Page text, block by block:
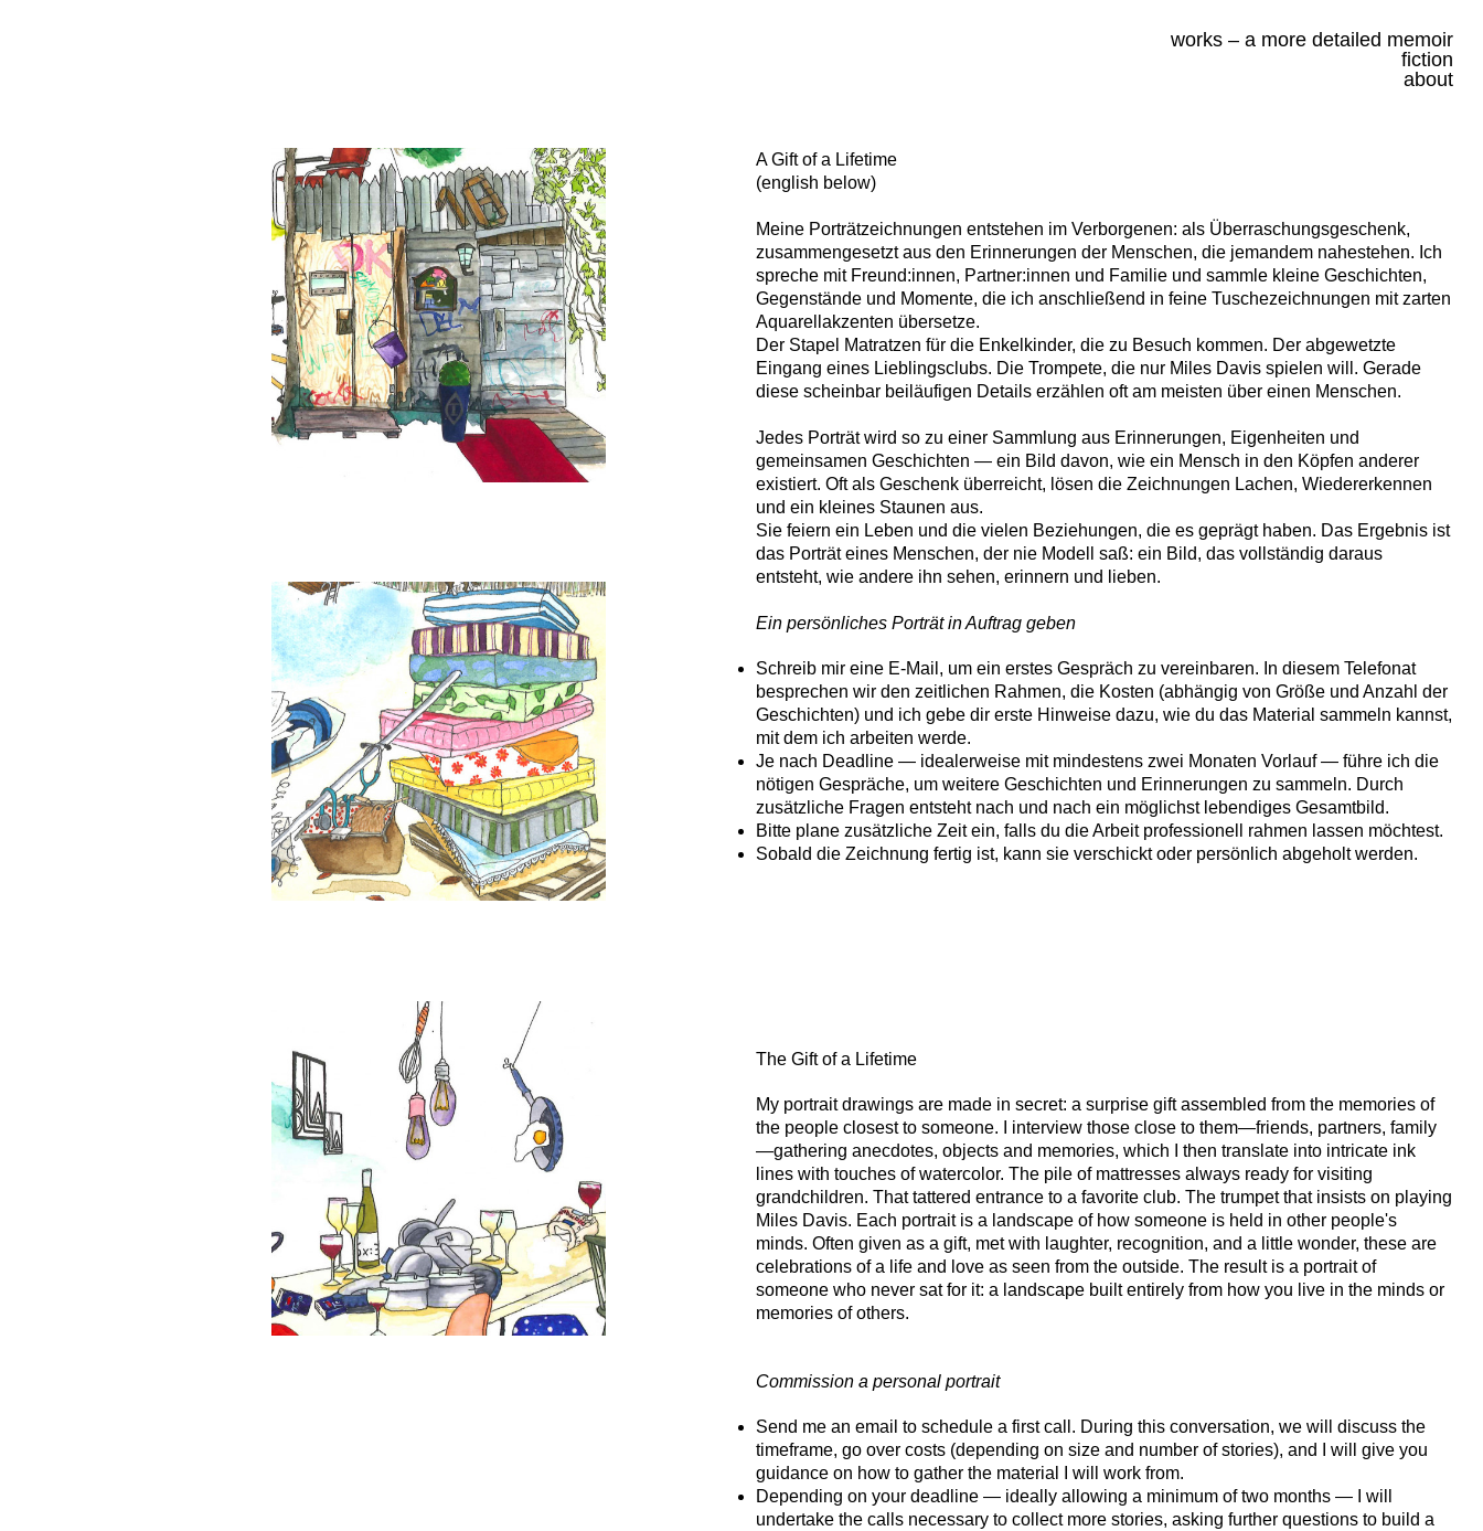
works – a more detailed memoir
fiction
about
A Gift of a Lifetime
(english below)
Meine Porträtzeichnungen entstehen im Verborgenen: als Überraschungsgeschenk,
zusammengesetzt aus den Erinnerungen der Menschen, die jemandem nahestehen. Ich
spreche mit Freund:innen, Partner:innen und Familie und sammle kleine Geschichten,
Gegenstände und Momente, die ich anschließend in feine Tuschezeichnungen mit zarten
Aquarellakzenten übersetze.
Der Stapel Matratzen für die Enkelkinder, die zu Besuch kommen. Der abgewetzte
Eingang eines Lieblingsclubs. Die Trompete, die nur Miles Davis spielen will. Gerade
diese scheinbar beiläufigen Details erzählen oft am meisten über einen Menschen.
Jedes Porträt wird so zu einer Sammlung aus Erinnerungen, Eigenheiten und
gemeinsamen Geschichten — ein Bild davon, wie ein Mensch in den Köpfen anderer
existiert. Oft als Geschenk überreicht, lösen die Zeichnungen Lachen, Wiedererkennen
und ein kleines Staunen aus.
Sie feiern ein Leben und die vielen Beziehungen, die es geprägt haben. Das Ergebnis ist
das Porträt eines Menschen, der nie Modell saß: ein Bild, das vollständig daraus
entsteht, wie andere ihn sehen, erinnern und lieben.
Ein persönliches Porträt in Auftrag geben
Schreib mir eine E-Mail, um ein erstes Gespräch zu vereinbaren. In diesem Telefonat
besprechen wir den zeitlichen Rahmen, die Kosten (abhängig von Größe und Anzahl der
Geschichten) und ich gebe dir erste Hinweise dazu, wie du das Material sammeln kannst,
mit dem ich arbeiten werde.
Je nach Deadline — idealerweise mit mindestens zwei Monaten Vorlauf — führe ich die
nötigen Gespräche, um weitere Geschichten und Erinnerungen zu sammeln. Durch
zusätzliche Fragen entsteht nach und nach ein möglichst lebendiges Gesamtbild.
Bitte plane zusätzliche Zeit ein, falls du die Arbeit professionell rahmen lassen möchtest.
Sobald die Zeichnung fertig ist, kann sie verschickt oder persönlich abgeholt werden.
The Gift of a Lifetime
My portrait drawings are made in secret: a surprise gift assembled from the memories of
the people closest to someone. I interview those close to them—friends, partners, family
—gathering anecdotes, objects and memories, which I then translate into intricate ink
lines with touches of watercolor. The pile of mattresses always ready for visiting
grandchildren. That tattered entrance to a favorite club. The trumpet that insists on playing
Miles Davis. Each portrait is a landscape of how someone is held in other people's
minds. Often given as a gift, met with laughter, recognition, and a little wonder, these are
celebrations of a life and love as seen from the outside. The result is a portrait of
someone who never sat for it: a landscape built entirely from how you live in the minds or
memories of others.
Commission a personal portrait
Send me an email to schedule a first call. During this conversation, we will discuss the
timeframe, go over costs (depending on size and number of stories), and I will give you
guidance on how to gather the material I will work from.
Depending on your deadline — ideally allowing a minimum of two months — I will
undertake the calls necessary to collect more stories, asking further questions to build a